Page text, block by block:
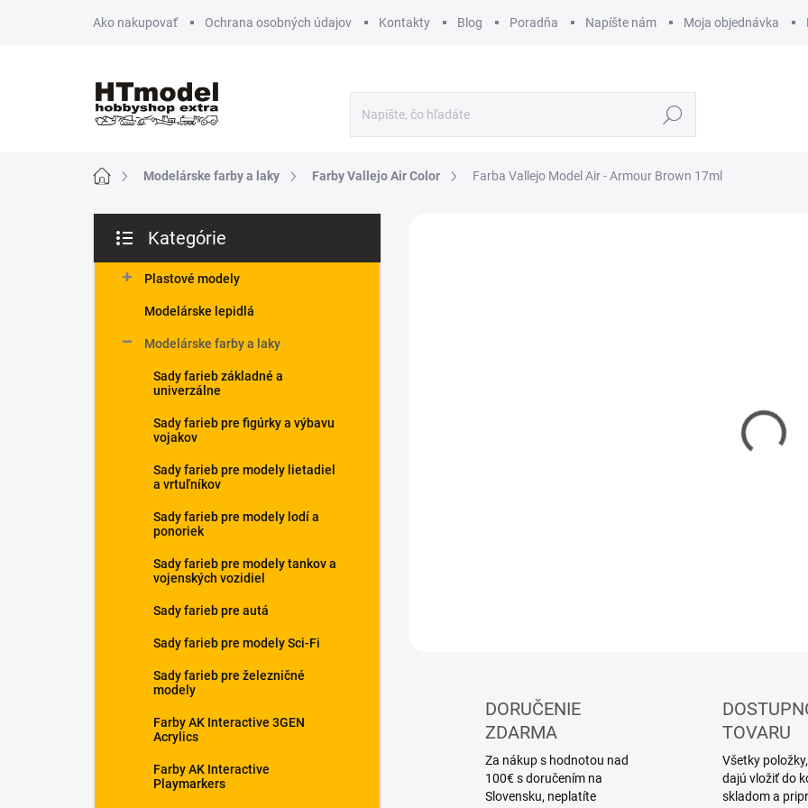
Ako nakupovať Ochrana osobných údajov Kontakty Blog Poradňa Napíšte nám Moja objednávka
Hľadať
DomovModelárske farby a laky Farby Vallejo Air Color Farba Vallejo Model Air - Armour Brown 17ml
č
kategórie
Kategórie
Plastové modely
Modelárske lepidlá
Modelárske farby a laky
Sady farieb základné a
univerzálne
Sady farieb pre figúrky a výbavu
vojakov
Sady farieb pre modely lietadiel
a vrtuľníkov
Sady farieb pre modely lodí a
ponoriek
Sady farieb pre modely tankov a
vojenských vozidiel
Sady farieb pre autá
Sady farieb pre modely Sci-Fi
Sady farieb pre železničné
modely
Farby AK Interactive 3GEN
Acrylics
Farby AK Interactive
Playmarkers
DORUČENIE
ZDARMA
Za nákup s hodnotou nad
100€ s doručením na
Slovensku, neplatíte
TOVARU
Všetky
dajú vložiť do
skladom a